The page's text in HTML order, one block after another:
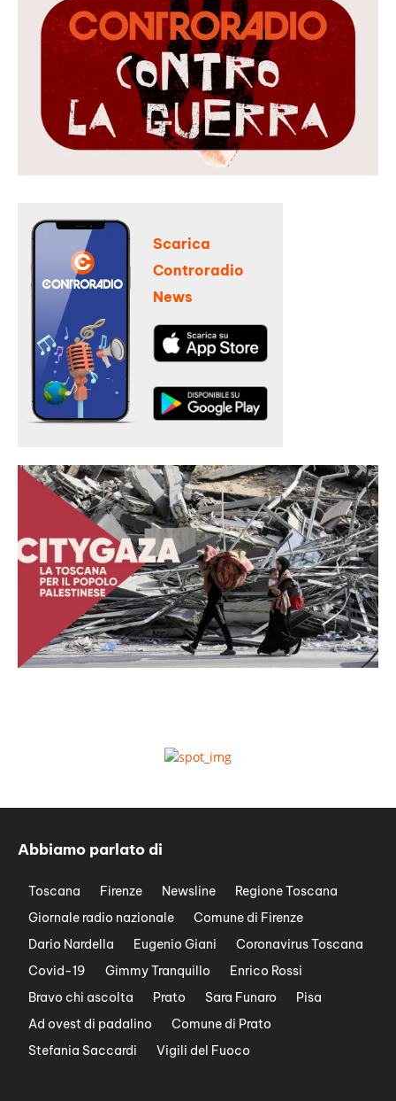
Scarica
Controradio
News
Abbiamo parlato di
Toscana Firenze Newsline
Regione Toscana
Giornale radio nazionale
Comune di Firenze
Dario Nardella
Eugenio Giani
Coronavirus Toscana
Covid-19
Gimmy Tranquillo
Enrico Rossi
Bravo chi ascolta
Prato Sara Funaro
Pisa
Ad ovest di padalino
Comune di Prato
Stefania Saccardi
Vigili del Fuoco